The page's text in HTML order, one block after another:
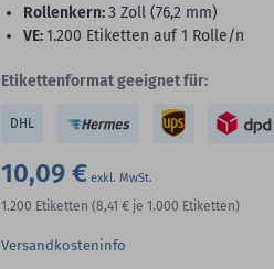
Rollenkern:3 Zoll (76,2 mm)
VE:1.200 Etiketten auf 1 Rolle/n
Etikettenformat geeignet für:
DHL
10,09 €
1.200 Etiketten (8,41 € je 1.000 Etiketten)
Versandkosteninfo